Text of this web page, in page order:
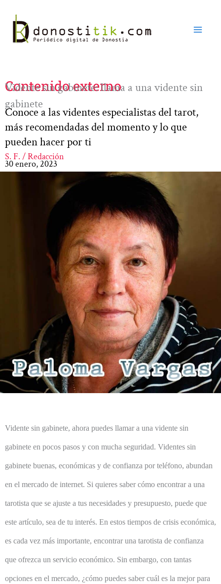
contenido
Contenido externo
Vidente sin gabinete: llama a una vidente sin
gabinete
Conoce a las videntes especialistas del tarot,
más recomendadas del momento y lo que
pueden hacer por ti
S. F. / Redacción
30 enero, 2023
Vidente sin gabinete, ahora puedes llamar a una vidente sin
gabinete en pocos pasos y con mucha seguridad. Videntes sin
gabinete buenas, económicas y de confianza por teléfono, abundan
en el mercado de internet. Si quieres saber cómo encontrar a una
tarotista que se ajuste a tus necesidades y presupuesto, puede que
este artículo, sea de tu interés. En estos tiempos de crisis económica,
es cada vez más importante, encontrar una tarotista de confianza
que ofrezca un servicio económico. Sin embargo, con tantas
opciones en el mercado, ¿cómo puedes saber cuál es la mejor para